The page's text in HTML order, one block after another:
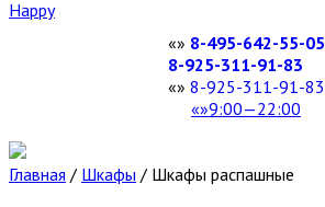
Happy
8-495-642-55-05
8-925-311-91-83
8-925-311-91-83
9:00—22:00
Главная / Шкафы / Шкафы распашные